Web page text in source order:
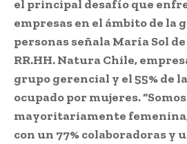
el principal desafío que
empresas en el ámbito de la
personas señala María Sol
RR.HH. Natura Chile,
grupo gerencial y el 55% de
ocupado por mujeres.
mayoritariamente
con un 77% colaboradoras y